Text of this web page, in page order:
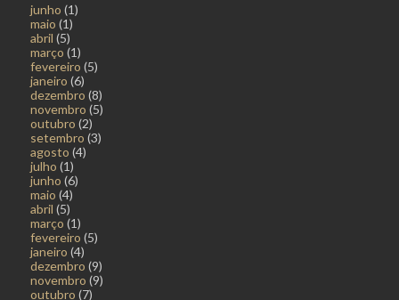
junho (1)
maio (1)
abril (5)
março (1)
fevereiro (5)
janeiro (6)
dezembro (8)
novembro (5)
outubro (2)
setembro (3)
agosto (4)
julho (1)
junho (6)
maio (4)
abril (5)
março (1)
fevereiro (5)
janeiro (4)
dezembro (9)
novembro (9)
outubro (7)